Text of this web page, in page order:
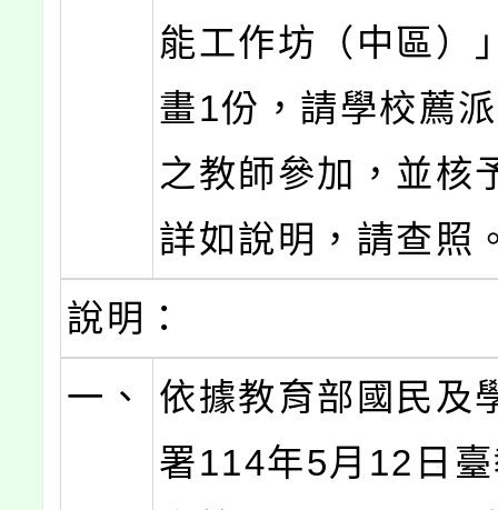
能工作坊（中區）
畫1份，請學校薦
之教師參加，並核
詳如說明，請查照
說明：
一、
依據教育部國民及
署114年5月12日